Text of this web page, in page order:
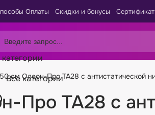
Оплаты Скидки и бонусы
Все категории
см Олеон-Про ТА28 с антистатической
Про ТА28 с